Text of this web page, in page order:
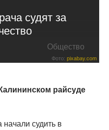
судят за
Общество
Фото: pixabay.com
райсуде
судить в